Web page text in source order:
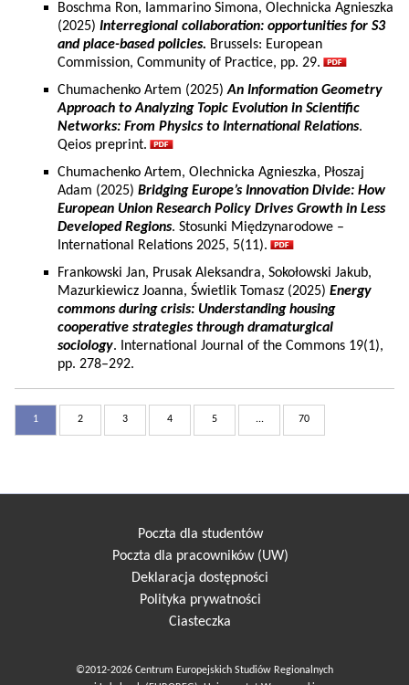
Boschma Ron, Iammarino Simona, Olechnicka Agnieszka
(2025) Interregional collaboration: opportunities for S3
and place-based policies. Brussels: European
Commission, Community of Practice, pp. 29.
Chumachenko Artem (2025)An Information Geometry
Approach to Analyzing Topic Evolution in Scientific
Networks: From Physics to International Relations.
Qeios preprint.
Chumachenko Artem, Olechnicka Agnieszka, Płoszaj
Adam (2025) Bridging Europe’s Innovation Divide: How
European Union Research Policy Drives Growth in Less
Developed Regions. Stosunki Międzynarodowe –
International Relations 2025, 5(11).
Frankowski Jan, Prusak Aleksandra, Sokołowski Jakub,
Mazurkiewicz Joanna, Świetlik Tomasz (2025) Energy
commons during crisis: Understanding housing
cooperative strategies through dramaturgical
sociology. International Journal of the Commons 19(1),
pp. 278–292.
1 2 3 4 5 ... 70
Poczta dla studentów
Poczta dla pracowników (UW)
Deklaracja dostępności
Polityka prywatności
Ciasteczka
©2012-2026 Centrum Europejskich Studiów Regionalnych